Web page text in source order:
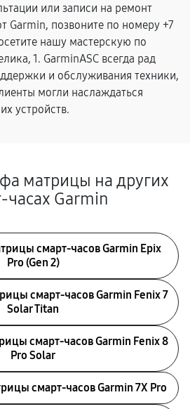
или записи на ремонт
Garmin, позвоните по номеру +7
нашу мастерскую по
1. GarminASC всегда рад
и обслуживания техники,
могли наслаждаться
устройств.
матрицы на других
часах Garmin
смарт-часов Garmin Epix
Pro (Gen 2)
смарт-часов Garmin Fenix 7
Solar Titan
смарт-часов Garmin Fenix 8
Pro Solar
смарт-часов Garmin 7X Pro